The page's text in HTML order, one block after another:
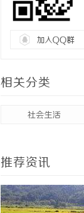
加入QQ群
相关分类
社会生活
推荐资讯